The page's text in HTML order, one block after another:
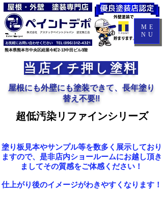
​熊本県熊本市中央区紺屋今町2-13中田ビル3階
ME
NU
当店イチ押し塗料
​屋根にも外壁にも塗装できて、長年塗り
替え不要‼
超低汚染リファインシリーズ
塗り板見本やサンプル等を数多く展示しており
ますので、是非店内ショールームにお越し頂き
ましてその質感をご体感ください！
仕上がり後のイメージがわきやすくなります！